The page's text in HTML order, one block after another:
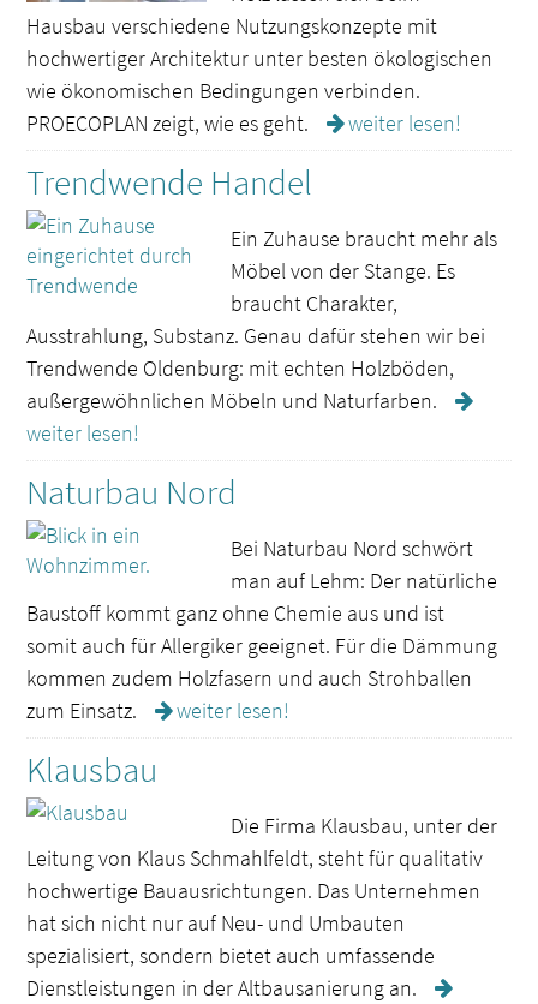
Hausbau verschiedene Nutzungskonzepte mit
hochwertiger Architektur unter besten ökologischen
wie ökonomischen Bedingungen verbinden.
PROECOPLAN zeigt, wie es geht.
weiter lesen!
Trendwende Handel
Ein Zuhause braucht mehr als
Möbel von der Stange. Es
braucht Charakter,
Ausstrahlung, Substanz. Genau dafür stehen wir bei
Trendwende Oldenburg: mit echten Holzböden,
außergewöhnlichen Möbeln und Naturfarben.
weiter lesen!
Naturbau Nord
Bei Naturbau Nord schwört
man auf Lehm: Der natürliche
Baustoff kommt ganz ohne Chemie aus und ist
somit auch für Allergiker geeignet. Für die Dämmung
kommen zudem Holzfasern und auch Strohballen
zum Einsatz.
weiter lesen!
Klausbau
Die Firma Klausbau, unter der
Leitung von Klaus Schmahlfeldt, steht für qualitativ
hochwertige Bauausrichtungen. Das Unternehmen
hat sich nicht nur auf Neu- und Umbauten
spezialisiert, sondern bietet auch umfassende
Dienstleistungen in der Altbausanierung an.